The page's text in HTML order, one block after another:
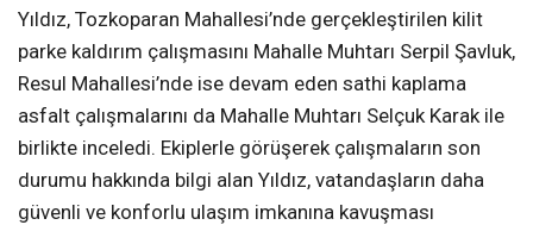
Yıldız, Tozkoparan Mahallesi’nde gerçekleştirilen kilit
parke kaldırım çalışmasını Mahalle Muhtarı Serpil Şavluk,
Resul Mahallesi’nde ise devam eden sathi kaplama
asfalt çalışmalarını da Mahalle Muhtarı Selçuk Karak ile
birlikte inceledi. Ekiplerle görüşerek çalışmaların son
durumu hakkında bilgi alan Yıldız, vatandaşların daha
güvenli ve konforlu ulaşım imkanına kavuşması